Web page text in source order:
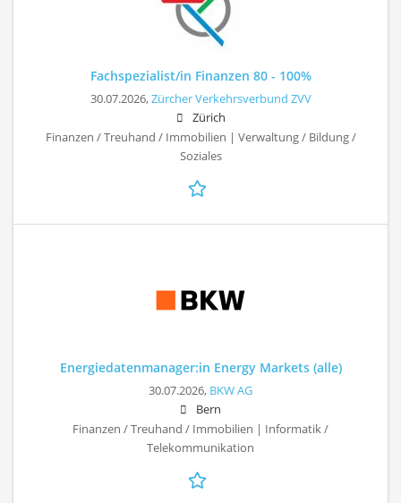
Fachspezialist/in Finanzen 80 - 100%
30.07.2026,Zürcher Verkehrsverbund ZVV
Zürich
Finanzen / Treuhand / Immobilien | Verwaltung / Bildung /
Soziales
Energiedatenmanager:in Energy Markets (alle)
30.07.2026, BKW AG
Bern
Finanzen / Treuhand / Immobilien | Informatik /
Telekommunikation